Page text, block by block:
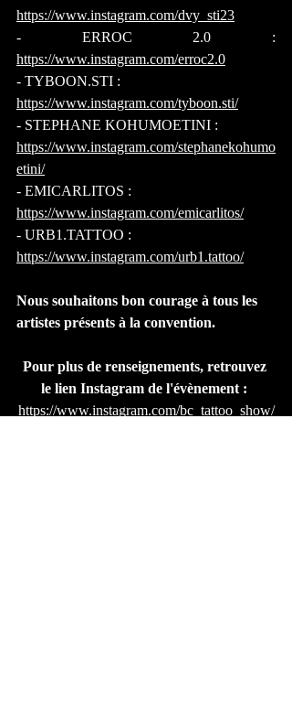
https://www.instagram.com/dvy_sti23
https://www.instagram.com/erroc2.0
- TYBOON.STI :
https://www.instagram.com/tyboon.sti/
- STEPHANE KOHUMOETINI :
https://www.instagram.com/stephanekohumo
etini/
- EMICARLITOS :
https://www.instagram.com/emicarlitos/
- URB1.TATTOO :
https://www.instagram.com/urb1.tattoo/
Nous souhaitons bon courage à tous les
artistes présents à la convention.
Pour plus de renseignements, retrouvez
le lien Instagram de l'évènement :
https://www.instagram.com/bc_tattoo_show/